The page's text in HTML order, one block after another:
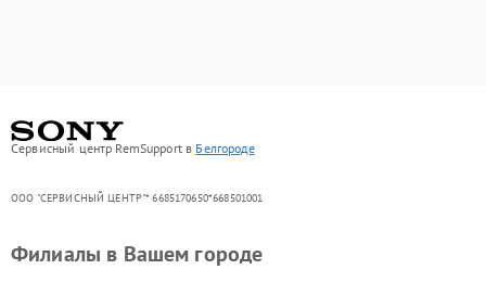
Сервисный центр RemSupport в Белгороде
ООО "СЕРВИСНЫЙ ЦЕНТР"* 6685170650*668501001
Филиалы в Вашем городе